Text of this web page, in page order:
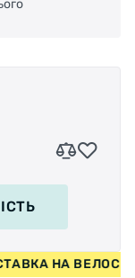
НА